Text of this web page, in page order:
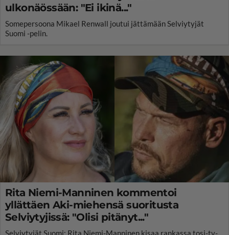
ulkonäössään: "Ei ikinä..."
Somepersoona Mikael Renwall joutui jättämään Selviytyjät
Suomi -pelin.
Rita Niemi-Manninen kommentoi
yllättäen Aki-miehensä suoritusta
Selviytyjissä: "Olisi pitänyt..."